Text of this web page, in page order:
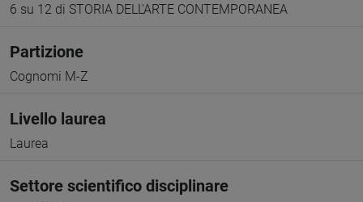
6 su 12 di STORIA DELL'ARTE CONTEMPORANEA
Partizione
Cognomi M-Z
Livello laurea
Laurea
Settore scientifico disciplinare